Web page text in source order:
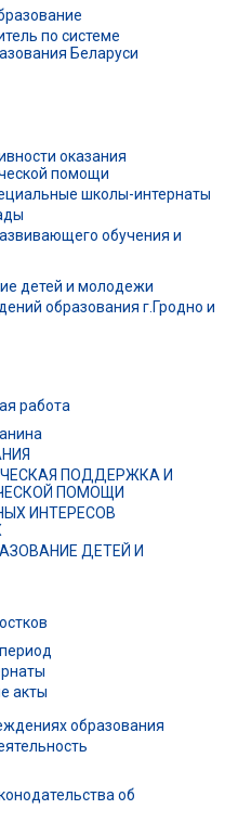
по системе
Беларуси
оказания
помощи
школы-интернаты
обучения и
детей и молодежи
образования г.Гродно и
работа
ПОДДЕРЖКА И
ПОМОЩИ
ИНТЕРЕСОВ
ДЕТЕЙ И
акты
образования
об